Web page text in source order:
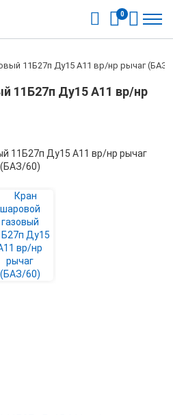
0
11Б27п Ду15 А11 вр/нр рычаг (БАЗ/
11Б27п Ду15 А11 вр/нр